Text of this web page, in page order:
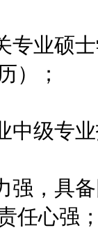
业硕士
）；
级专业
，具备
任心强